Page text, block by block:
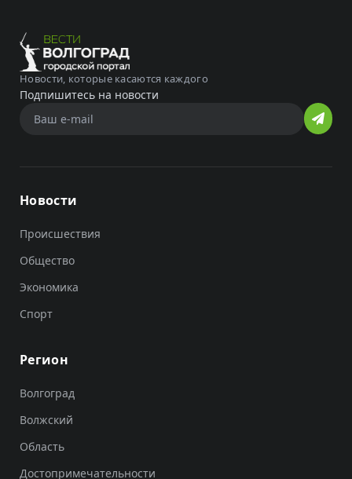
Новости, которые касаются каждого
Подпишитесь на новости
Новости
Происшествия
Общество
Экономика
Спорт
Регион
Волгоград
Волжский
Область
Достопримечательности